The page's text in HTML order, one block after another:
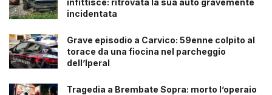
infittisce: ritrovata la sua auto gravemente
incidentata
Grave episodio a Carvico: 59enne colpito al
torace da una fiocina nel parcheggio
dell’Iperal
Tragedia a Brembate Sopra: morto l’operaio